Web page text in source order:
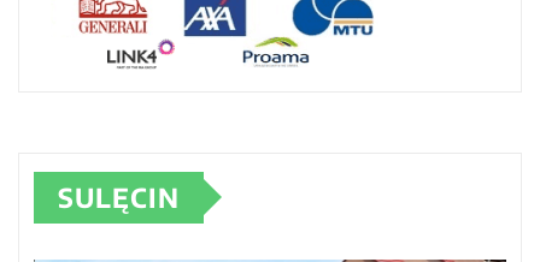
SULĘCIN